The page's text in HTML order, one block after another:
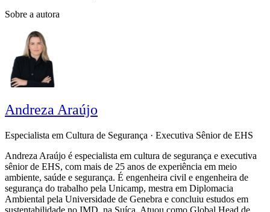
Sobre a autora
Andreza Araújo
Especialista em Cultura de Segurança · Executiva Sênior de EHS
Andreza Araújo é especialista em cultura de segurança e executiva
sênior de EHS, com mais de 25 anos de experiência em meio
ambiente, saúde e segurança. É engenheira civil e engenheira de
segurança do trabalho pela Unicamp, mestra em Diplomacia
Ambiental pela Universidade de Genebra e concluiu estudos em
sustentabilidade no IMD, na Suíça. Atuou como Global Head de